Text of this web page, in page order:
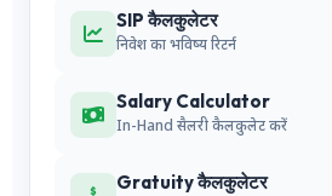
SIP कैलकुलेटर
निवेश का भविष्य रिटर्न
Salary Calculator
In-Hand सैलरी कैलकुलेट करें
Gratuity कैलकुलेटर